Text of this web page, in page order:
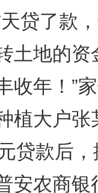
了款，
土地的
收年！”
植大户张
贷款后
安农商银